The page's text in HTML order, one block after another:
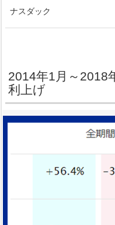
ナスダック
2014年1月～
利上げ